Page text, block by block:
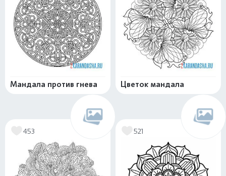
Мандала против гнева Цветок мандала
453 521